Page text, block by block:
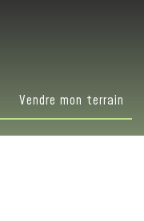
Vendre mon terrain